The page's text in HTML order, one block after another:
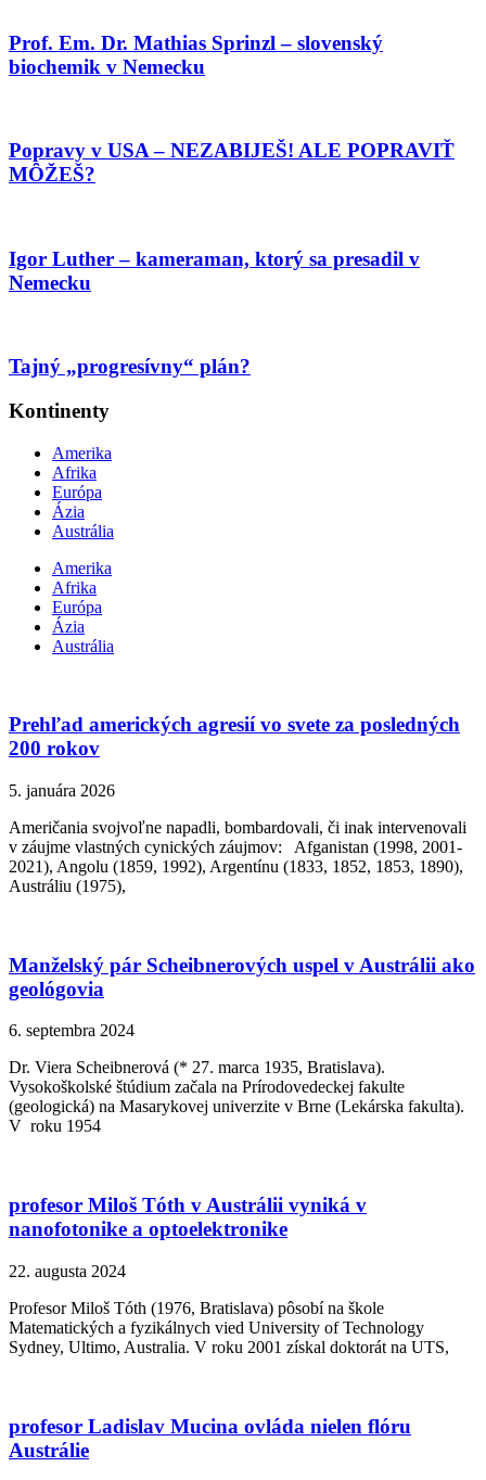
Prof. Em. Dr. Mathias Sprinzl – slovenský
biochemik v Nemecku
Popravy v USA – NEZABIJEŠ! ALE POPRAVIŤ
MȎŽEŠ?
Igor Luther – kameraman, ktorý sa presadil v
Nemecku
Tajný „progresívny“ plán?
Kontinenty
Amerika
Afrika
Európa
Ázia
Austrália
Amerika
Afrika
Európa
Ázia
Austrália
Prehľad amerických agresií vo svete za posledných
200 rokov
5. januára 2026
Američania svojvoľne napadli, bombardovali, či inak intervenovali
v záujme vlastných cynických záujmov: Afganistan (1998, 2001-
2021), Angolu (1859, 1992), Argentínu (1833, 1852, 1853, 1890),
Austráliu (1975),
Manželský pár Scheibnerových uspel v Austrálii ako
geológovia
6. septembra 2024
Dr. Viera Scheibnerová (* 27. marca 1935, Bratislava).
Vysokoškolské štúdium začala na Prírodovedeckej fakulte
(geologická) na Masarykovej univerzite v Brne (Lekárska fakulta).
V roku 1954
profesor Miloš Tóth v Austrálii vyniká v
nanofotonike a optoelektronike
22. augusta 2024
Profesor Miloš Tóth (1976, Bratislava) pôsobí na škole
Matematických a fyzikálnych vied University of Technology
Sydney, Ultimo, Australia. V roku 2001 získal doktorát na UTS,
profesor Ladislav Mucina ovláda nielen flóru
Austrálie